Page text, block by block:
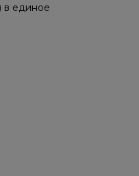
в единое